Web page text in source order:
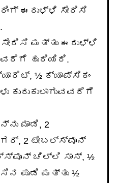
ಈರುಳ್ಳಿ ಸೇರಿಸಿ
ಮತ್ತು ಈರುಳ್ಳಿ
ಹುರಿಯಿರಿ.
½ ಕ್ಯಾಪ್ಸಿಕಂ
ಕುರುಕುಲಾಗುವವರೆಗೆ
ಮಾಡಿ, 2
2 ಟೇಬಲ್ಸ್ಪೂನ್
ಚಿಲ್ಲಿ ಸಾಸ್, ½
ಪುಡಿ ಮತ್ತು ½